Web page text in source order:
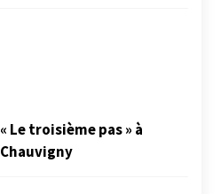
« Le troisième pas » à
Chauvigny